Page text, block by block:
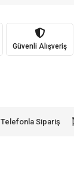
Güvenli Alışveriş
Telefonla Sipariş